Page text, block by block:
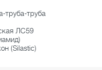
труба-труба
ЛС59
(Silastic)